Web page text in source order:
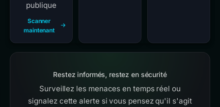
publique
Scanner
maintenant
Restez informés, restez en sécurité
Surveillez les menaces en temps réel ou
signalez cette alerte si vous pensez qu'il s'agit